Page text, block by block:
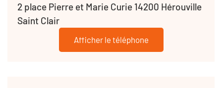
2 place Pierre et Marie Curie 14200 Hérouville
Saint Clair
Afficher le téléphone